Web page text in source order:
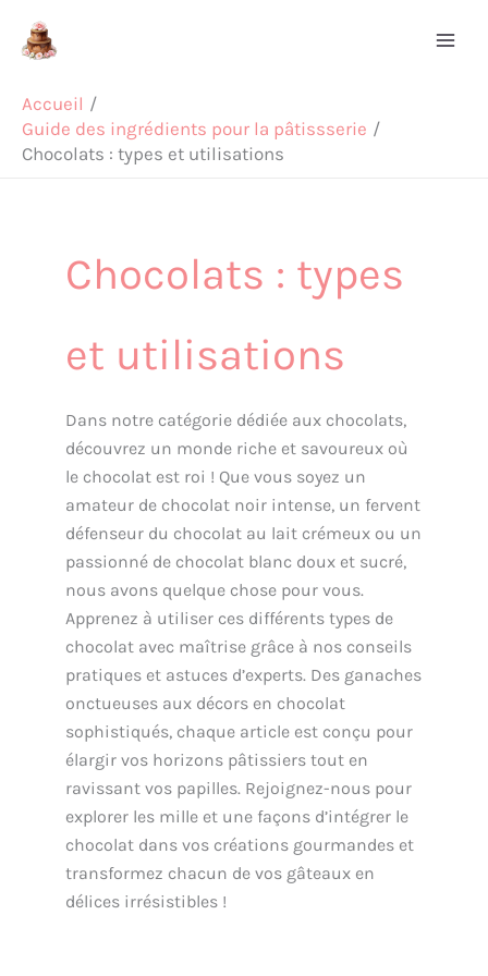
Accueil
Guide des ingrédients pour la pâtissserie
Chocolats : types et utilisations
Chocolats : types
et utilisations
Dans notre catégorie dédiée aux chocolats,
découvrez un monde riche et savoureux où
le chocolat est roi ! Que vous soyez un
amateur de chocolat noir intense, un fervent
défenseur du chocolat au lait crémeux ou un
passionné de chocolat blanc doux et sucré,
nous avons quelque chose pour vous.
Apprenez à utiliser ces différents types de
chocolat avec maîtrise grâce à nos conseils
pratiques et astuces d’experts. Des ganaches
onctueuses aux décors en chocolat
sophistiqués, chaque article est conçu pour
élargir vos horizons pâtissiers tout en
ravissant vos papilles. Rejoignez-nous pour
explorer les mille et une façons d’intégrer le
chocolat dans vos créations gourmandes et
transformez chacun de vos gâteaux en
délices irrésistibles !
Rechercher